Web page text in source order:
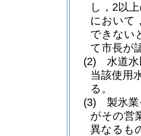
し，2以
において
できない
て市長が
(2)
水道
当該使用
る。
(3)
製氷
がその営
異なるも